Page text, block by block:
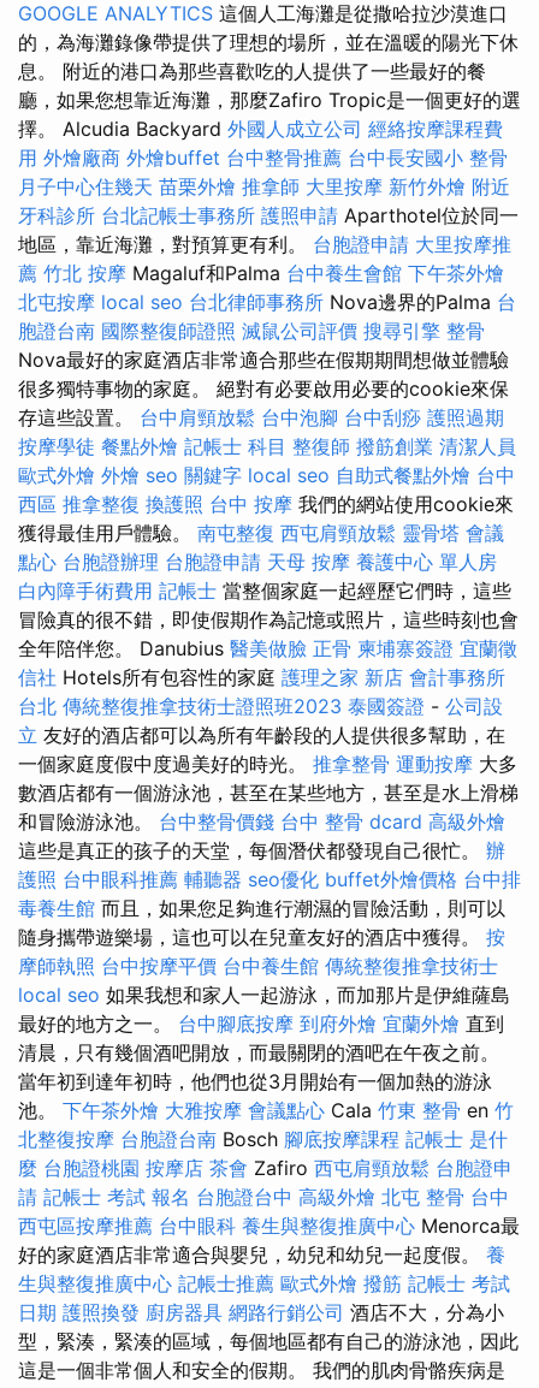
GOOGLE ANALYTICS 這個人工海灘是從撒哈拉沙漠進口
的，為海灘錄像帶提供了理想的場所，並在溫暖的陽光下休
息。 附近的港口為那些喜歡吃的人提供了一些最好的餐
廳，如果您想靠近海灘，那麼Zafiro Tropic是一個更好的選
擇。 Alcudia Backyard 外國人成立公司 經絡按摩課程費
用 外燴廠商 外燴buffet 台中整骨推薦 台中長安國小 整骨
月子中心住幾天 苗栗外燴 推拿師 大里按摩 新竹外燴 附近
牙科診所 台北記帳士事務所 護照申請 Aparthotel位於同一
地區，靠近海灘，對預算更有利。 台胞證申請 大里按摩推
薦 竹北 按摩 Magaluf和Palma 台中養生會館 下午茶外燴
北屯按摩 local seo 台北律師事務所 Nova邊界的Palma 台
胞證台南 國際整復師證照 滅鼠公司評價 搜尋引擎 整骨
Nova最好的家庭酒店非常適合那些在假期期間想做並體驗
很多獨特事物的家庭。 絕對有必要啟用必要的cookie來保
存這些設置。 台中肩頸放鬆 台中泡腳 台中刮痧 護照過期
按摩學徒 餐點外燴 記帳士 科目 整復師 撥筋創業 清潔人員
歐式外燴 外燴 seo 關鍵字 local seo 自助式餐點外燴 台中
西區 推拿整復 換護照 台中 按摩 我們的網站使用cookie來
獲得最佳用戶體驗。 南屯整復 西屯肩頸放鬆 靈骨塔 會議
點心 台胞證辦理 台胞證申請 天母 按摩 養護中心 單人房
白內障手術費用 記帳士 當整個家庭一起經歷它們時，這些
冒險真的很不錯，即使假期作為記憶或照片，這些時刻也會
全年陪伴您。 Danubius 醫美做臉 正骨 柬埔寨簽證 宜蘭徵
信社 Hotels所有包容性的家庭 護理之家 新店 會計事務所
台北 傳統整復推拿技術士證照班2023 泰國簽證 - 公司設
立 友好的酒店都可以為所有年齡段的人提供很多幫助，在
一個家庭度假中度過美好的時光。 推拿整骨 運動按摩 大多
數酒店都有一個游泳池，甚至在某些地方，甚至是水上滑梯
和冒險游泳池。 台中整骨價錢 台中 整骨 dcard 高級外燴
這些是真正的孩子的天堂，每個潛伏都發現自己很忙。 辦
護照 台中眼科推薦 輔聽器 seo優化 buffet外燴價格 台中排
毒養生館 而且，如果您足夠進行潮濕的冒險活動，則可以
隨身攜帶遊樂場，這也可以在兒童友好的酒店中獲得。 按
摩師執照 台中按摩平價 台中養生館 傳統整復推拿技術士
local seo 如果我想和家人一起游泳，而加那片是伊維薩島
最好的地方之一。 台中腳底按摩 到府外燴 宜蘭外燴 直到
清晨，只有幾個酒吧開放，而最關閉的酒吧在午夜之前。
當年初到達年初時，他們也從3月開始有一個加熱的游泳
池。 下午茶外燴 大雅按摩 會議點心 Cala 竹東 整骨 en 竹
北整復按摩 台胞證台南 Bosch 腳底按摩課程 記帳士 是什
麼 台胞證桃園 按摩店 茶會 Zafiro 西屯肩頸放鬆 台胞證申
請 記帳士 考試 報名 台胞證台中 高級外燴 北屯 整骨 台中
西屯區按摩推薦 台中眼科 養生與整復推廣中心 Menorca最
好的家庭酒店非常適合與嬰兒，幼兒和幼兒一起度假。 養
生與整復推廣中心 記帳士推薦 歐式外燴 撥筋 記帳士 考試
日期 護照換發 廚房器具 網路行銷公司 酒店不大，分為小
型，緊湊，緊湊的區域，每個地區都有自己的游泳池，因此
這是一個非常個人和安全的假期。 我們的肌肉骨骼疾病是